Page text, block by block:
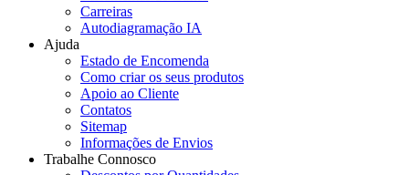
Carreiras
Autodiagramação IA
Ajuda
Estado de Encomenda
Como criar os seus produtos
Apoio ao Cliente
Contatos
Sitemap
Informações de Envios
Trabalhe Connosco